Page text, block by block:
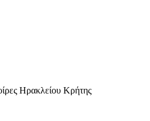
Ηρακλείου Κρήτης